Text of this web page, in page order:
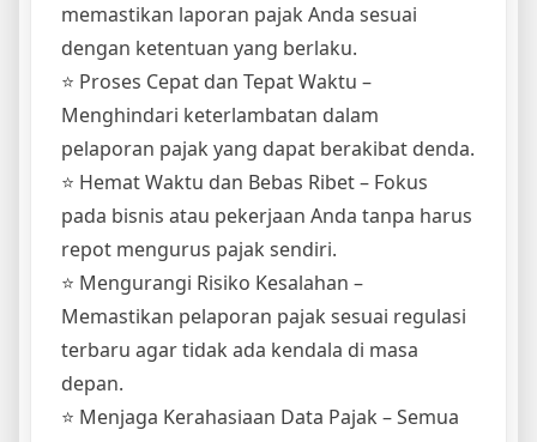
memastikan laporan pajak Anda sesuai
dengan ketentuan yang berlaku.
⭐ Proses Cepat dan Tepat Waktu –
Menghindari keterlambatan dalam
pelaporan pajak yang dapat berakibat denda.
⭐ Hemat Waktu dan Bebas Ribet – Fokus
pada bisnis atau pekerjaan Anda tanpa harus
repot mengurus pajak sendiri.
⭐ Mengurangi Risiko Kesalahan –
Memastikan pelaporan pajak sesuai regulasi
terbaru agar tidak ada kendala di masa
depan.
⭐ Menjaga Kerahasiaan Data Pajak – Semua